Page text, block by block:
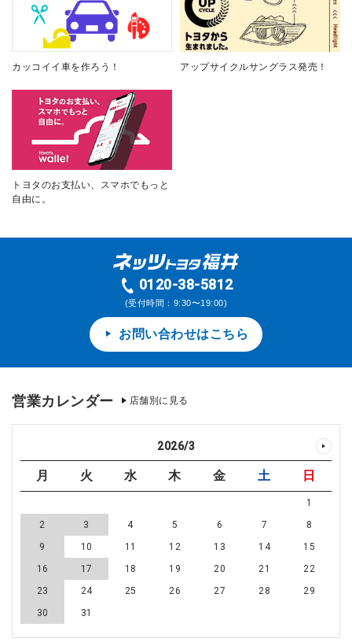
カッコイイ車を作ろう！ アップサイクルサングラス発売！
トヨタのお支払い、スマホでもっと
自由に。
0120-38-5812
(受付時間：9:30〜19:00)
お問い合わせはこちら
営業カレンダー 店舗別に見る
2026/3
月 火 水 木 金 土 日
1
2
3 4 5 6 7
8
9
10 11 12 13 14
15
16
17 18 19 20 21
22
23
24 25 26 27 28
29
30
31